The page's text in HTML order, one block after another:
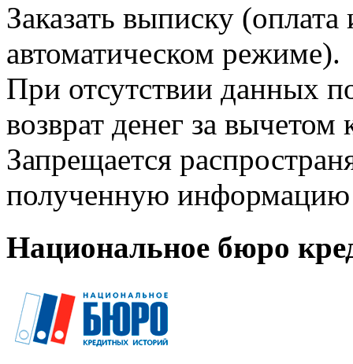
Заказать выписку
автоматическом режиме).
При отсутствии данных
возврат денег за
Запрещается
полученную информацию
Национальное бюро